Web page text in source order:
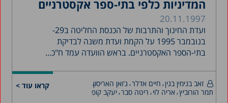
המדיניות כלפי בתי-ספר אקסטרניים
20.11.1997
ועדת החינוך והתרבות של הכנסת החליטה ב29-
בנובמבר 1995 על הקמת ועדת משנה לבדיקת
בתי-הספר האקסטרניים. בראש הוועדה עמד ח"כ...
קראו עוד > זאב בנימין בגין חיים אדלר ג'ואן האריסון
תמר הורוביץ אריה לוי ריטה סבר יעקב קופ